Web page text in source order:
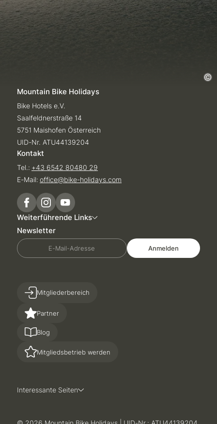
Mountain Bike Holidays
Bike Hotels e.V.
Saalfeldnerstraße 14
5751 Maishofen Österreich
UID-Nr. ATU44139204
Kontakt
Tel.: +43 6542 80480 29
E-Mail: office@bike-holidays.com
Weiterführende Links
Newsletter
E-Mail-Adresse Anmelden
Partner
Blog
Mitgliedsbetrieb werden
Mitgliederbereich
Interessante Seiten